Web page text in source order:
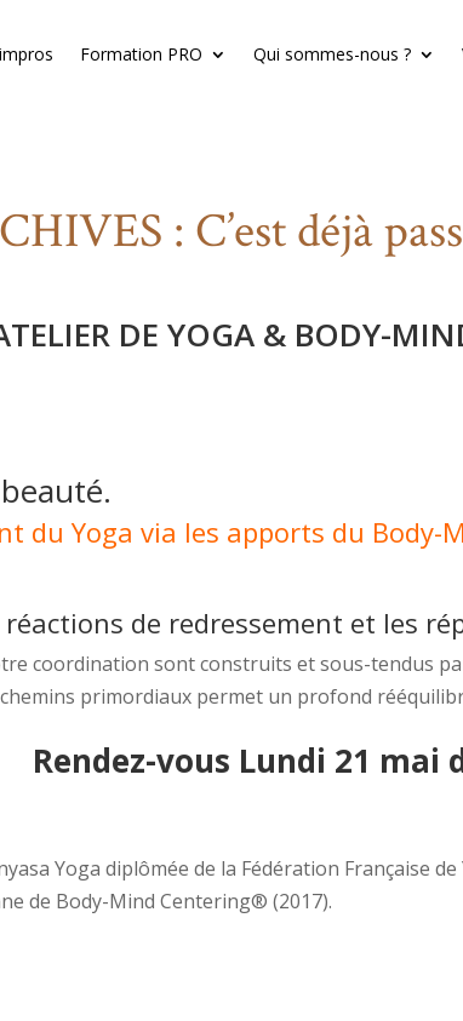
Formation PRO Qui sommes-nous ?
: C’est déjà
DE YOGA & BODY-
du Yoga via les apports du Body-
de redressement et les
coordination sont construits et sous-tendus
primordiaux permet un profond
Rendez-vous Lundi 21 mai
Yoga diplômée de la Fédération Française
de Body-Mind Centering® (2017).